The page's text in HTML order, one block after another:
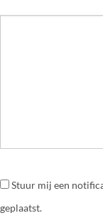
Stuur mij een
geplaatst.